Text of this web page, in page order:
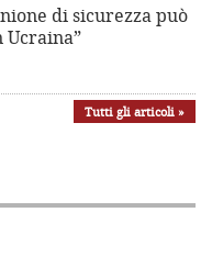
di sicurezza può
Ucraina”
Tutti gli articoli »